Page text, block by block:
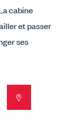
cabine
et passer
ses